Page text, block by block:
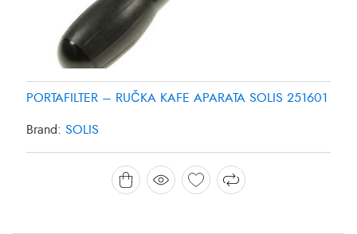
PORTAFILTER – RUČKA KAFE APARATA SOLIS 251601
Brand: SOLIS